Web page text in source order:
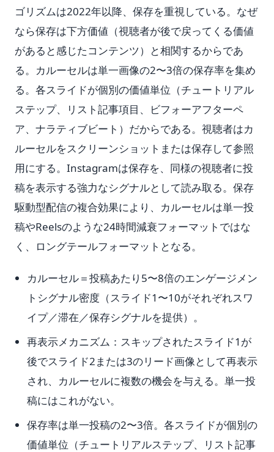
ゴリズムは2022年以降、保存を重視している。なぜ
なら保存は下方価値（視聴者が後で戻ってくる価値
があると感じたコンテンツ）と相関するからであ
る。カルーセルは単一画像の2〜3倍の保存率を集め
る。各スライドが個別の価値単位（チュートリアル
ステップ、リスト記事項目、ビフォーアフターペ
ア、ナラティブビート）だからである。視聴者はカ
ルーセルをスクリーンショットまたは保存して参照
用にする。Instagramは保存を、同様の視聴者に投
稿を表示する強力なシグナルとして読み取る。保存
駆動型配信の複合効果により、カルーセルは単一投
稿やReelsのような24時間減衰フォーマットではな
く、ロングテールフォーマットとなる。
カルーセル＝投稿あたり5〜8倍のエンゲージメン
トシグナル密度（スライド1〜10がそれぞれスワ
イプ／滞在／保存シグナルを提供）。
再表示メカニズム：スキップされたスライド1が
後でスライド2または3のリード画像として再表示
され、カルーセルに複数の機会を与える。単一投
稿にはこれがない。
保存率は単一投稿の2〜3倍。各スライドが個別の
価値単位（チュートリアルステップ、リスト記事